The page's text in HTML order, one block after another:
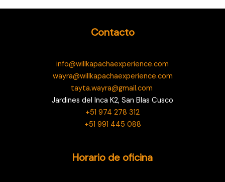
Contacto
info@willkapachaexperience.com
wayra@willkapachaexperience.com
tayta.wayra@gmail.com
Jardines del Inca K2, San Blas Cusco
+51 974 278 312
+51 991 445 088
Horario de oficina